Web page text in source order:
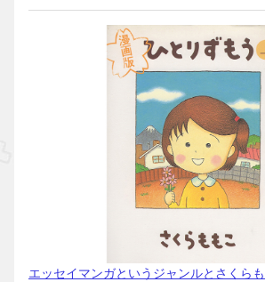
エッセイマンガというジャンルとさくら